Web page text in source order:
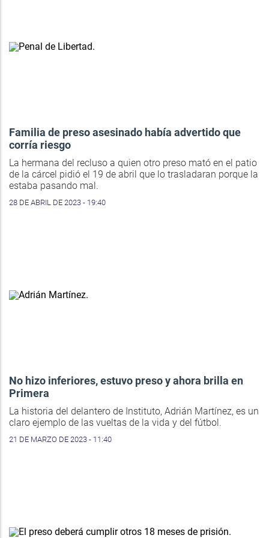
Familia de preso asesinado había advertido que
corría riesgo
La hermana del recluso a quien otro preso mató en el patio
de la cárcel pidió el 19 de abril que lo trasladaran porque la
estaba pasando mal.
28 DE ABRIL DE 2023 - 19:40
No hizo inferiores, estuvo preso y ahora brilla en
Primera
La historia del delantero de Instituto, Adrián Martínez, es un
claro ejemplo de las vueltas de la vida y del fútbol.
21 DE MARZO DE 2023 - 11:40